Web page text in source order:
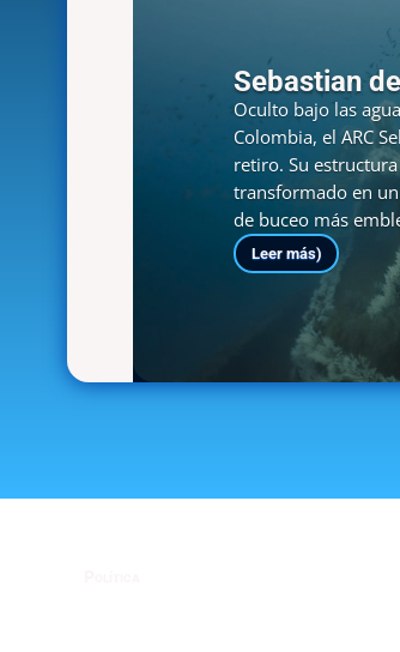
Sebastian
Oculto bajo las
Colombia, el ARC
retiro. Su
transformado en
de buceo más
Leer más)